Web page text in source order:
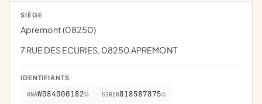
SIÈGE
Apremont (08250)
7 RUE DES ECURIES, 08250 APREMONT
IDENTIFIANTS
RNAW084000182 SIREN818587875